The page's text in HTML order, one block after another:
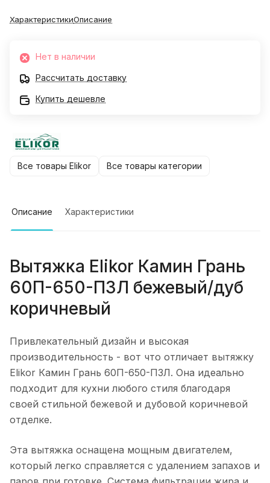
ХарактеристикиОписание
Нет в наличии
Рассчитать доставку
Купить дешевле
Все товары Elikor Все товары категории
Описание Характеристики
Вытяжка Elikor Камин Грань
60П-650-П3Л бежевый/дуб
коричневый
Привлекательный дизайн и высокая
производительность - вот что отличает вытяжку
Elikor Камин Грань 60П-650-П3Л. Она идеально
подходит для кухни любого стиля благодаря
своей стильной бежевой и дубовой коричневой
отделке.
Эта вытяжка оснащена мощным двигателем,
который легко справляется с удалением запахов и